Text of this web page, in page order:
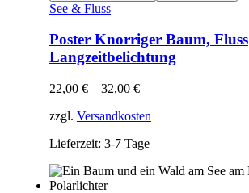
See & Fluss
Poster Knorriger Baum, Fluss
Langzeitbelichtung
22,00 €– 32,00 €
zzgl. Versandkosten
Lieferzeit: 3-7 Tage